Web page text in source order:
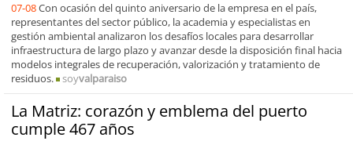
07-08Con ocasión del quinto aniversario de la empresa en el país,
representantes del sector público, la academia y especialistas en
gestión ambiental analizaron los desafíos locales para desarrollar
infraestructura de largo plazo y avanzar desde la disposición final hacia
modelos integrales de recuperación, valorización y tratamiento de
residuos.
soyvalparaiso
La Matriz: corazón y emblema del puerto
cumple 467 años